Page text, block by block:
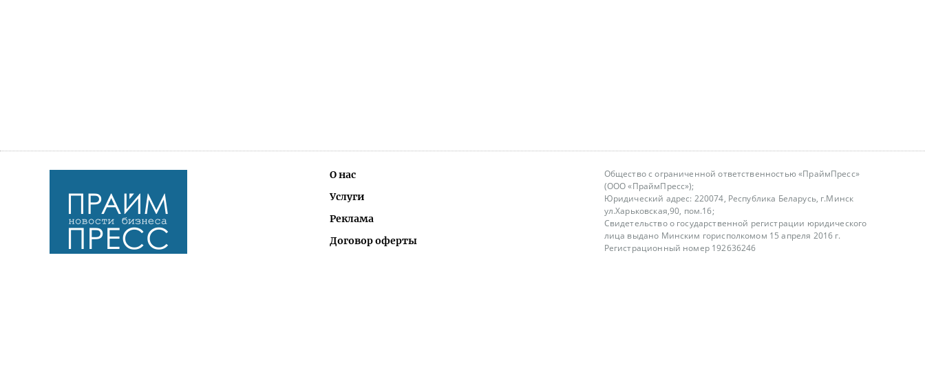
О нас
Услуги
Реклама
Договор оферты
Общество с ограниченной ответственностью «ПраймПресс»
(ООО «ПраймПресс»);
Юридический адрес: 220074, Республика Беларусь, г.Минск
ул.Харьковская,90, пом.16;
Свидетельство о государственной регистрации юридического
лица выдано Минским горисполкомом 15 апреля 2016 г.
Регистрационный номер 192636246